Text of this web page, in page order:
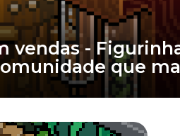
vendas -
que
Dois iten...